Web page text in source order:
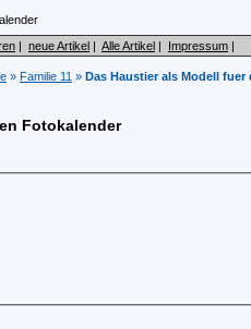
| neue Artikel | Alle Artikel | Impressum |
» Familie 11 » Das Haustier als Modell fuer
Fotokalender